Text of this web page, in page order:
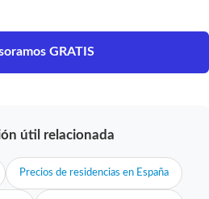
GRATIS
útil relacionada
Precios de residencias en España